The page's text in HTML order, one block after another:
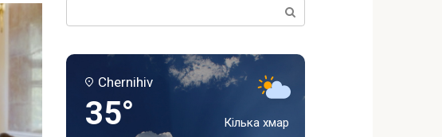
Chernihiv
35° Кілька хмар